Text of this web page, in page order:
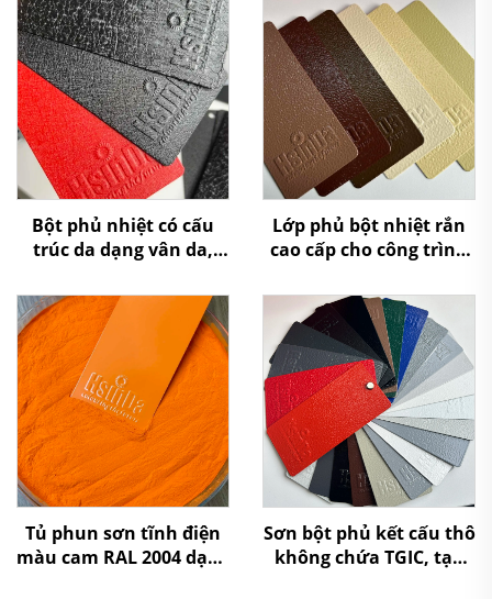
Bột phủ nhiệt có cấu
trúc da dạng vân da,
trong ngành công
nghiệp nội thất và ô tô
Lớp phủ bột nhiệt rắn
cao cấp cho công trình
chống chịu thời tiết
cao, bền ngoài trời,
không chứa VOC và đã
được chứng nhận bởi
SGS
Tủ phun sơn tĩnh điện
màu cam RAL 2004 dạng
Sơn bột phủ kết cấu thô
không chứa TGIC, tạo